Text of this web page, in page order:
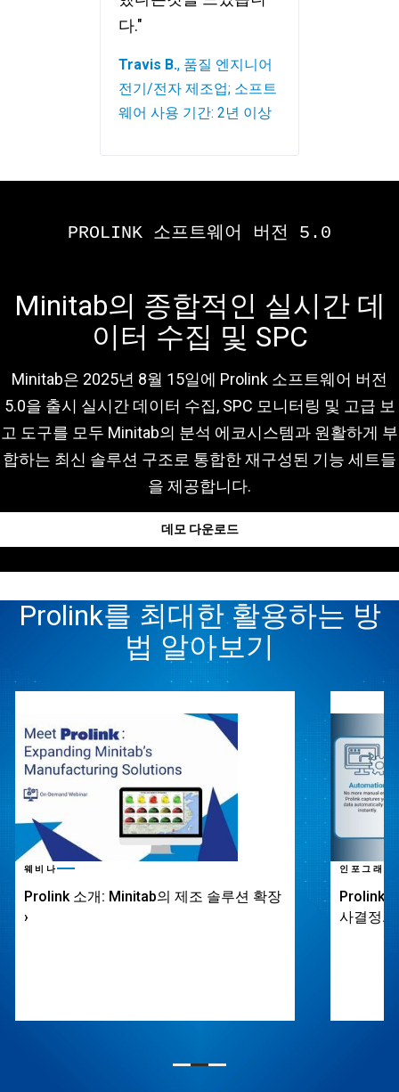
다."
Travis B., 품질 엔지니어
전기/전자 제조업; 소프트
웨어 사용 기간: 2년 이상
PROLINK 소프트웨어 버전 5.0
Minitab의 종합적인 실시간 데
이터 수집 및 SPC
Minitab은 2025년 8월 15일에 Prolink 소프트웨어 버전
5.0을 출시 실시간 데이터 수집, SPC 모니터링 및 고급 보
고 도구를 모두 Minitab의 분석 에코시스템과 원활하게 부
합하는 최신 솔루션 구조로 통합한 재구성된 기능 세트들
을 제공합니다.
데모 다운로드
Prolink를 최대한 활용하는 방
법 알아보기
웨비나
Prolink 소개: Minitab의 제조 솔루션 확장
›
인포그래픽
Prolink
사결정.